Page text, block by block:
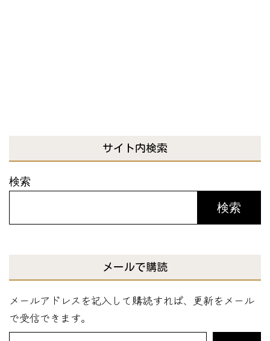
サイト内検索
検索
検索
メールで購読
メールアドレスを記入して購読すれば、更新をメール
で受信できます。